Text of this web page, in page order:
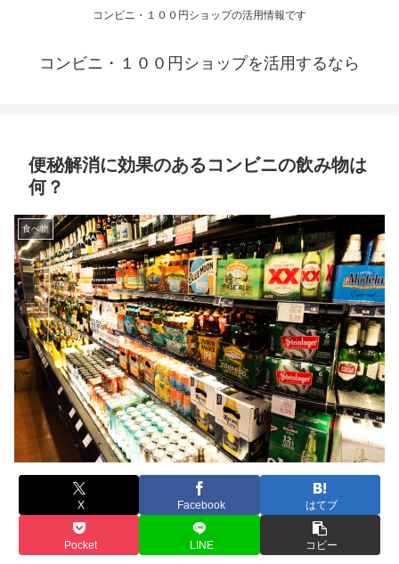
コンビニ・１００円ショップの活用情報です
コンビニ・１００円ショップを活用するなら
便秘解消に効果のあるコンビニの飲み物は
何？
食べ物
X Facebook はてブ
Pocket LINE コピー